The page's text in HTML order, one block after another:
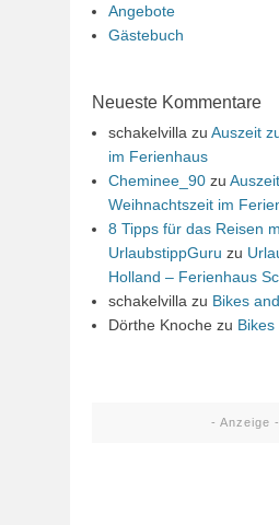
Angebote
Gästebuch
Neueste Kommentare
schakelvilla zu Auszeit
im Ferienhaus
Cheminee_90 zu
Weihnachtszeit im
8 Tipps für das Reisen
UrlaubstippGuru zu
Holland – Ferienhaus
schakelvilla zu Bikes
Dörthe Knoche zu
- Anzeige -